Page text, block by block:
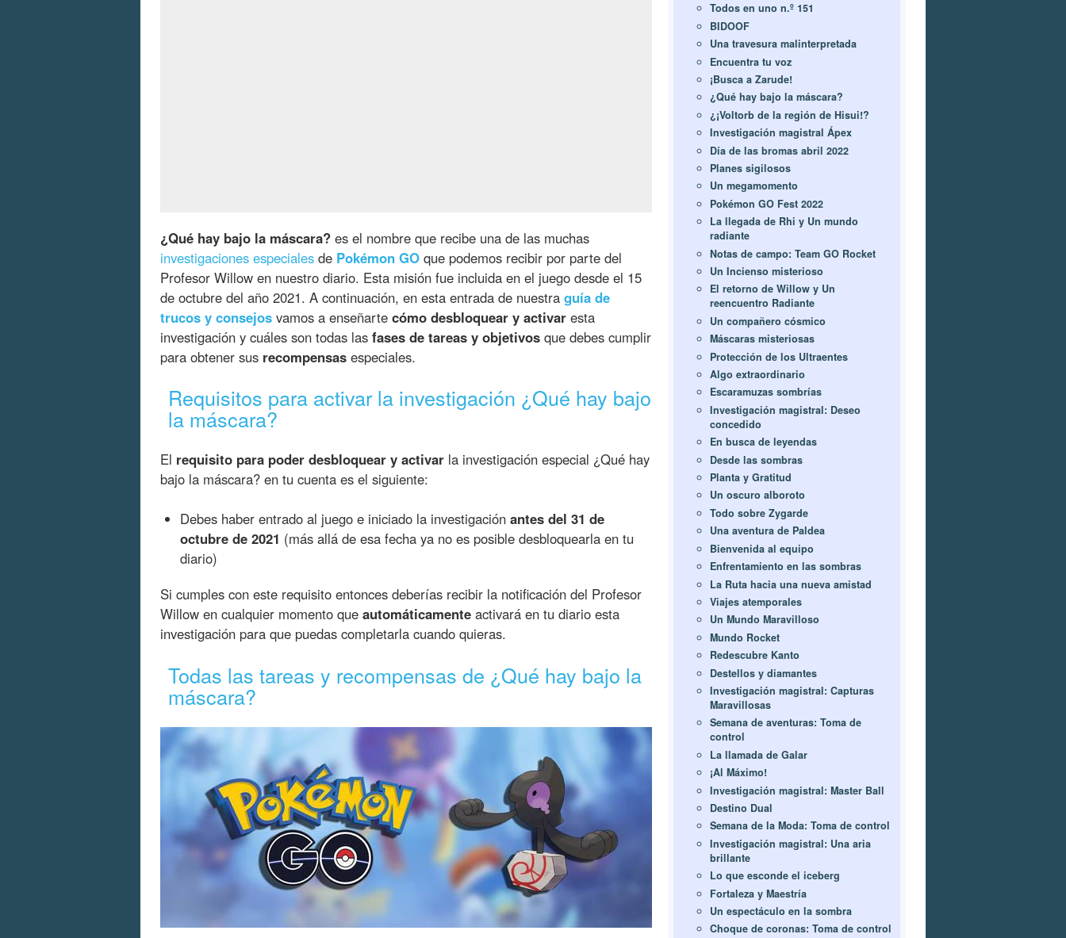
¿Qué hay bajo la máscara? es el nombre que recibe una de las muchas
investigaciones especiales de Pokémon GO que podemos recibir por parte del
Profesor Willow en nuestro diario. Esta misión fue incluida en el juego desde el 15
de octubre del año 2021. A continuación, en esta entrada de nuestra guía de
trucos y consejos vamos a enseñarte cómo desbloquear y activar esta
investigación y cuáles son todas las fases de tareas y objetivos que debes cumplir
para obtener sus recompensas especiales.
Requisitos para activar la investigación ¿Qué hay bajo
la máscara?
El requisito para poder desbloquear y activar la investigación especial ¿Qué hay
bajo la máscara? en tu cuenta es el siguiente:
Debes haber entrado al juego e iniciado la investigación antes del 31 de
octubre de 2021 (más allá de esa fecha ya no es posible desbloquearla en tu
diario)
Si cumples con este requisito entonces deberías recibir la notificación del Profesor
Willow en cualquier momento que automáticamente activará en tu diario esta
investigación para que puedas completarla cuando quieras.
Todas las tareas y recompensas de ¿Qué hay bajo la
máscara?
Todos en uno n.º 151
BIDOOF
Una travesura malinterpretada
Encuentra tu voz
¡Busca a Zarude!
¿Qué hay bajo la máscara?
¿¡Voltorb de la región de Hisui!?
Investigación magistral Ápex
Día de las bromas abril 2022
Planes sigilosos
Un megamomento
Pokémon GO Fest 2022
La llegada de Rhi y Un mundo
radiante
Notas de campo: Team GO Rocket
Un Incienso misterioso
El retorno de Willow y Un
reencuentro Radiante
Un compañero cósmico
Máscaras misteriosas
Protección de los Ultraentes
Algo extraordinario
Escaramuzas sombrías
Investigación magistral: Deseo
concedido
En busca de leyendas
Desde las sombras
Planta y Gratitud
Un oscuro alboroto
Todo sobre Zygarde
Una aventura de Paldea
Bienvenida al equipo
Enfrentamiento en las sombras
La Ruta hacia una nueva amistad
Viajes atemporales
Un Mundo Maravilloso
Mundo Rocket
Redescubre Kanto
Destellos y diamantes
Investigación magistral: Capturas
Maravillosas
Semana de aventuras: Toma de
control
La llamada de Galar
¡Al Máximo!
Investigación magistral: Master Ball
Destino Dual
Semana de la Moda: Toma de control
Investigación magistral: Una aria
brillante
Lo que esconde el iceberg
Fortaleza y Maestría
Un espectáculo en la sombra
Choque de coronas: Toma de control